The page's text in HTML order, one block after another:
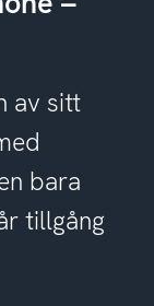
av sitt
bara
tillgång